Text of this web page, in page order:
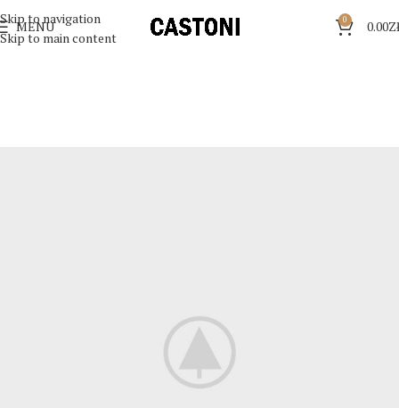
Skip to navigation
Skip to main content
MENU 0 0.00